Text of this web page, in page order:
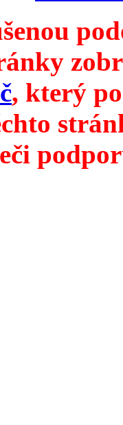
, který